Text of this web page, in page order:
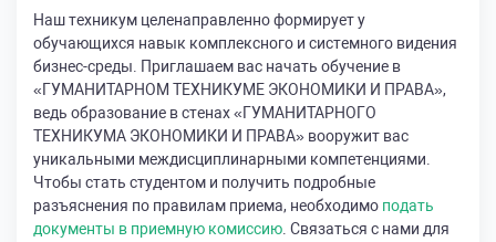
Наш техникум целенаправленно формирует у
обучающихся навык комплексного и системного видения
бизнес-среды. Приглашаем вас начать обучение в
«ГУМАНИТАРНОМ ТЕХНИКУМЕ ЭКОНОМИКИ И ПРАВА»,
ведь образование в стенах «ГУМАНИТАРНОГО
ТЕХНИКУМА ЭКОНОМИКИ И ПРАВА» вооружит вас
уникальными междисциплинарными компетенциями.
Чтобы стать студентом и получить подробные
разъяснения по правилам приема, необходимо подать
документы в приемную комиссию . Связаться с нами для